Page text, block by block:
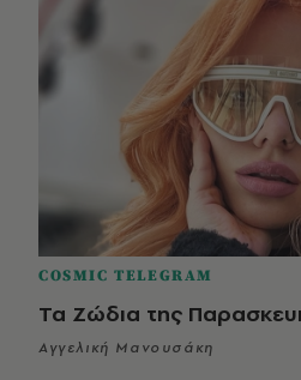
COSMIC TELEGRAM
Τα Ζώδια της
Αγγελική Μανουσάκη